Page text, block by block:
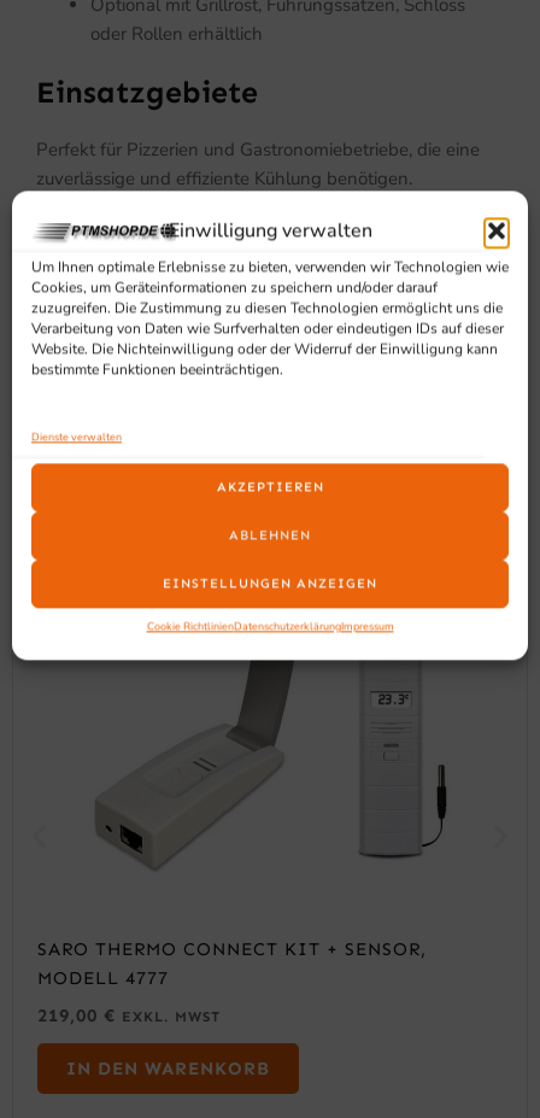
Einwilligung verwalten
Um Ihnen optimale Erlebnisse zu bieten, verwenden wir Technologien wie
Cookies, um Geräteinformationen zu speichern und/oder darauf
zuzugreifen. Die Zustimmung zu diesen Technologien ermöglicht uns die
Verarbeitung von Daten wie Surfverhalten oder eindeutigen IDs auf dieser
Website. Die Nichteinwilligung oder der Widerruf der Einwilligung kann
bestimmte Funktionen beeinträchtigen.
Dienste verwalten
AKZEPTIEREN
ABLEHNEN
EINSTELLUNGEN ANZEIGEN
Cookie RichtlinienDatenschutzerklärungImpressum
Optional mit Grillrost, Führungssätzen, Schloss
oder Rollen erhältlich
Einsatzgebiete
Perfekt für Pizzerien und Gastronomiebetriebe, die eine
zuverlässige und effiziente Kühlung benötigen.
Ähnliche Produkte
SARO THERMO CONNECT KIT + SENSOR,
MODELL 4777
219,00 € EXKL. MWST
IN DEN WARENKORB